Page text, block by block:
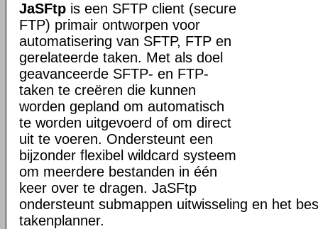
JaSFtp is een SFTP client (secure
FTP) primair ontworpen voor
automatisering van SFTP, FTP en
gerelateerde taken. Met als doel
geavanceerde SFTP- en FTP-
taken te creëren die kunnen
worden gepland om automatisch
te worden uitgevoerd of om direct
uit te voeren. Ondersteunt een
bijzonder flexibel wildcard systeem
om meerdere bestanden in één
keer over te dragen. JaSFtp
ondersteunt submappen uitwisseling en het
takenplanner.